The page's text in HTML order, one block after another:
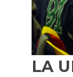
LA